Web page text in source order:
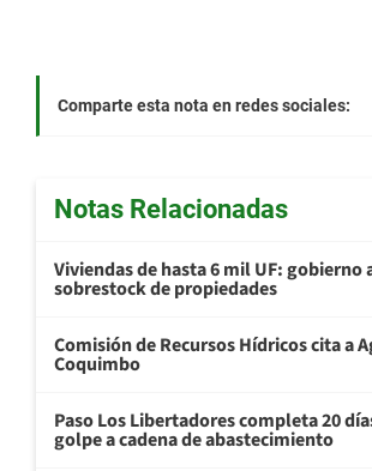
Comparte esta nota en redes sociales:
Notas Relacionadas
Viviendas de hasta 6 mil UF:
sobrestock de propiedades
Comisión de Recursos Hídricos cita a
Coquimbo
Paso Los Libertadores completa 20
golpe a cadena de abastecimiento